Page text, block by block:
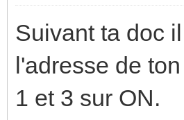
Suivant ta doc
l'adresse de
1 et 3 sur ON.